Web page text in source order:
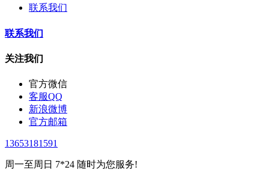
联系我们
联系我们
关注我们
官方微信
客服QQ
新浪微博
官方邮箱
13653181591
周一至周日 7*24 随时为您服务!